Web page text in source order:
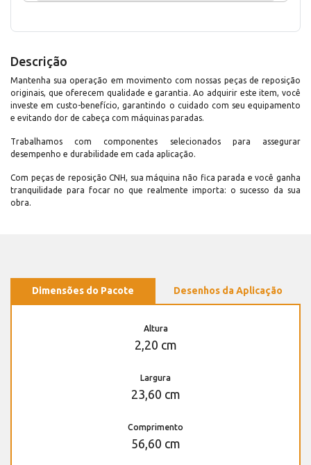
Descrição
Mantenha sua operação em movimento com nossas peças de reposição
originais, que oferecem qualidade e garantia. Ao adquirir este item, você
investe em custo-benefício, garantindo o cuidado com seu equipamento
e evitando dor de cabeça com máquinas paradas.
Trabalhamos com componentes selecionados para assegurar
desempenho e durabilidade em cada aplicação.
Com peças de reposição CNH, sua máquina não fica parada e você ganha
tranquilidade para focar no que realmente importa: o sucesso da sua
obra.
Dimensões do Pacote Desenhos da Aplicação
Altura
2,20 cm
Largura
23,60 cm
Comprimento
56,60 cm